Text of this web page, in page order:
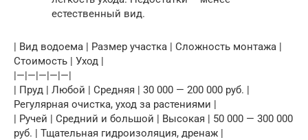
естественный вид.
| Вид водоема | Размер участка | Сложность монтажа |
Стоимость | Уход |
|—|—|—|—|—|
| Пруд | Любой | Средняя | 30 000 — 200 000 руб. |
Регулярная очистка, уход за растениями |
| Ручей | Средний и большой | Высокая | 50 000 — 300 000
руб. | Тщательная гидроизоляция, дренаж |